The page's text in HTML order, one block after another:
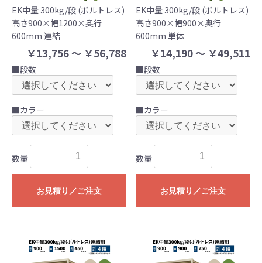
EK中量 300kg/段 (ボルトレス)
高さ900×幅1200×奥行
600mm 連結
￥13,756 ～ ￥56,788
■段数
■カラー
数量
お見積り／ご注文
EK中量 300kg/段 (ボルトレス)
高さ900×幅900×奥行
600mm 単体
￥14,190 ～ ￥49,511
■段数
■カラー
数量
お見積り／ご注文